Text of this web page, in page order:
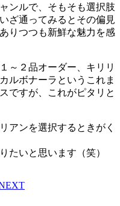
ンルで、そもそも選択肢
ざ通ってみるとその偏見
りつつも新鮮な魅力を感
～２品オーダー、キリリ
ルボナーラというこれま
ですが、これがピタリと
アンを選択するときがく
たいと思います（笑）